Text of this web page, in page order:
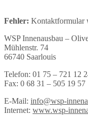
Fehler: Kontaktformular
WSP Innenausbau –
Mühlenstr. 74
66740 Saarlouis
Telefon: 01 75 – 721 12
Fax: 0 68 31 – 505 19 57
E-Mail: info@wsp-
Internet: www.wsp-